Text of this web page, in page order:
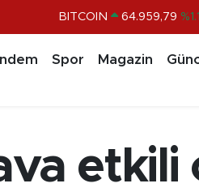
BITCOIN 64.959,79
BİST100 13.779 %-
Spor Magazin
etkili